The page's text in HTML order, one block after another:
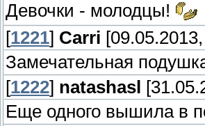
Девочки - молодцы!
[1221] Carri
Замечательная
[1222] natashasl
Еще одного вышила в